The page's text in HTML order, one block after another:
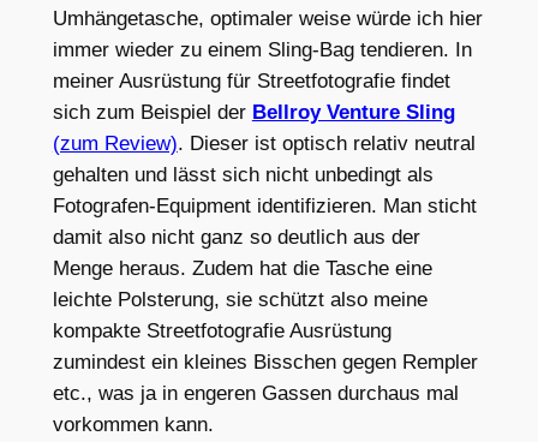
Umhängetasche, optimaler weise würde ich hier
immer wieder zu einem Sling-Bag tendieren. In
meiner Ausrüstung für Streetfotografie findet
sich zum Beispiel der Bellroy Venture Sling
(zum Review). Dieser ist optisch relativ neutral
gehalten und lässt sich nicht unbedingt als
Fotografen-Equipment identifizieren. Man sticht
damit also nicht ganz so deutlich aus der
Menge heraus. Zudem hat die Tasche eine
leichte Polsterung, sie schützt also meine
kompakte Streetfotografie Ausrüstung
zumindest ein kleines Bisschen gegen Rempler
etc., was ja in engeren Gassen durchaus mal
vorkommen kann.